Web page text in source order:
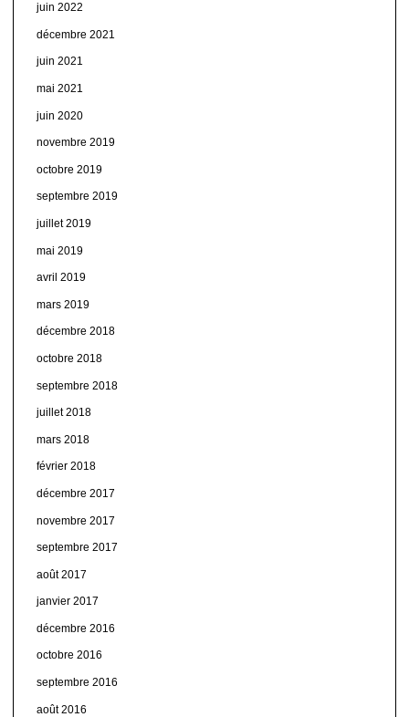
juin 2022
décembre 2021
juin 2021
mai 2021
juin 2020
novembre 2019
octobre 2019
septembre 2019
juillet 2019
mai 2019
avril 2019
mars 2019
décembre 2018
octobre 2018
septembre 2018
juillet 2018
mars 2018
février 2018
décembre 2017
novembre 2017
septembre 2017
août 2017
janvier 2017
décembre 2016
octobre 2016
septembre 2016
août 2016